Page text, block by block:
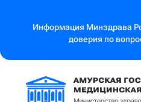
Информация Минздрава
доверия по